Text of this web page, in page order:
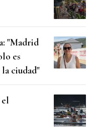
"Madrid
es
ciudad"